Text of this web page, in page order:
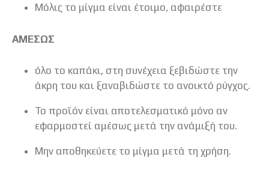
Μόλις το μίγμα είναι έτοιμο, αφαιρέστε
ΑΜΕΣΩΣ
όλο το καπάκι, στη συνέχεια ξεβιδώστε την
άκρη του και ξαναβιδώστε το ανοικτό ρύγχος.
Το προϊόν είναι αποτελεσματικό μόνο αν
εφαρμοστεί αμέσως μετά την ανάμιξή του.
Μην αποθηκεύετε το μίγμα μετά τη χρήση.